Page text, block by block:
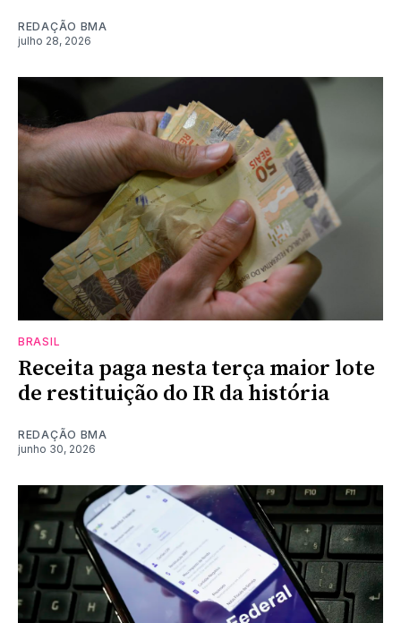
REDAÇÃO BMA
julho 28, 2026
BRASIL
Receita paga nesta terça maior lote
de restituição do IR da história
REDAÇÃO BMA
junho 30, 2026